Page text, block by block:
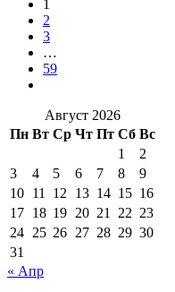
1
2
3
…
59
Август 2026
Пн Вт Ср Чт Пт Сб Вс
1
2
3
4 5 6 7 8
9
10 11 12 13 14 15 16
17 18 19 20 21 22 23
24 25 26 27 28 29 30
31
« Апр